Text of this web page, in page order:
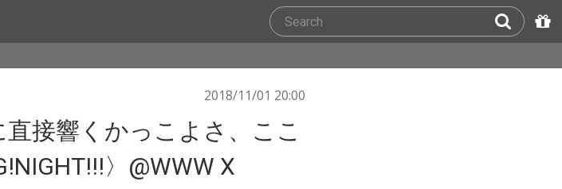
2018/11/01 20:00
直接響くかっこよさ、ここ
〉@WWW X